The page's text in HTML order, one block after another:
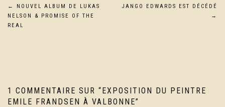
Navigation
de
←
NOUVEL ALBUM DE LUKAS
NELSON & PROMISE OF THE
REAL
JANGO EDWARDS EST DÉCÉDÉ
→
1 COMMENTAIRE SUR “EXPOSITION DU PEINTRE
EMILE FRANDSEN À VALBONNE”